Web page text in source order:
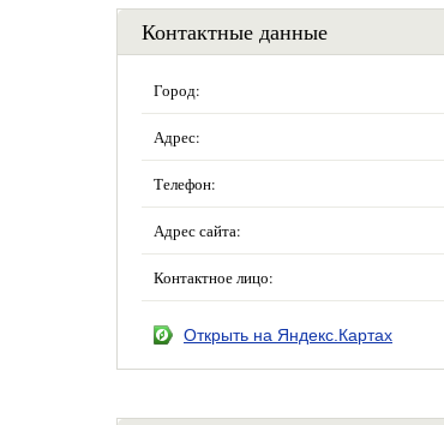
Контактные данные
Город:
Адрес:
Телефон:
Адрес сайта:
Контактное лицо:
Открыть на Яндекс.Картах